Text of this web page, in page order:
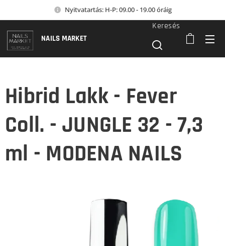
Nyitvatartás: H-P: 09.00 - 19.00 óráig
NAILS MARKET
Keresés
Hibrid Lakk - Fever
Coll. - JUNGLE 32 - 7,3
ml - MODENA NAILS